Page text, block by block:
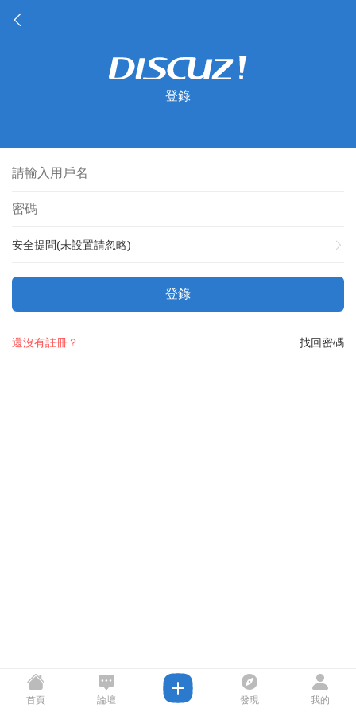
登錄
安全提問(未設置請忽略)
登錄
找回密碼
還沒有註冊？
首頁 論壇 發現 我的